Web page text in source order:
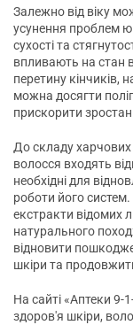
Залежно від віку
усунення проблем
сухості та
впливають на стан
перетину кінчиків,
можна досягти
прискорити
До складу
волосся входять
необхідні для
роботи його
екстракти відомих
натурального
відновити
шкіри та
На сайті «Аптеки 9-
здоров'я шкіри,